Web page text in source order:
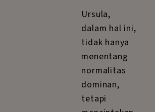
Ursula,
dalam hal ini,
tidak hanya
menentang
normalitas
dominan,
tetapi